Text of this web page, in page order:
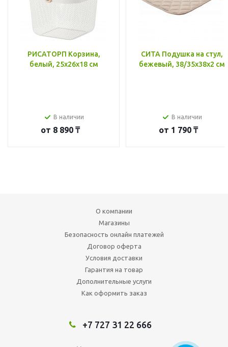
РИСАТОРП Корзина,
белый, 25x26x18 см
В наличии
от 8 890 ₸
СИТА Подушка на стул,
бежевый, 38/35x38x2 см
В наличии
от 1 790 ₸
О компании
Магазины
Безопасность онлайн платежей
Договор оферта
Условия доставки
Гарантия на товар
Дополнительные услуги
Как оформить заказ
+7 727 31 22 666